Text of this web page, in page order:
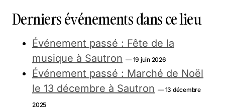
Derniers événements dans ce lieu
Événement passé : Fête de la
musique à Sautron — 19 juin 2026
Événement passé : Marché de Noël
le 13 décembre à Sautron — 13 décembre
2025